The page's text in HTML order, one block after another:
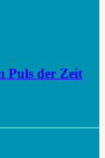
Puls der Zeit